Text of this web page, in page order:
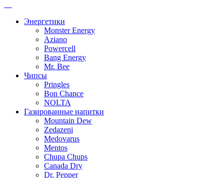
Энергетики
Monster Energy
Aziano
Powercell
Bang Energy
Mr. Bee
Чипсы
Pringles
Bon Chance
NOLTA
Газированные напитки
Mountain Dew
Zedazeni
Medovarus
Mentos
Chupa Chups
Canada Dry
Dr. Pepper